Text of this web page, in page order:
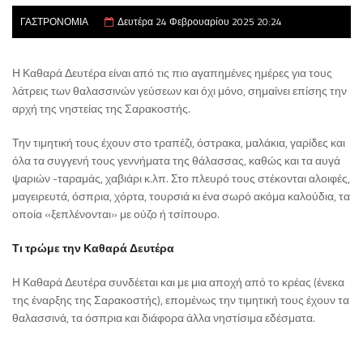
ΓΑΣΤΡΟΝΟΜΙΑ Δευτέρα 24 Φεβρουαρίου 2025 20:24
Η Καθαρά Δευτέρα είναι από τις πιο αγαπημένες ημέρες για τους
λάτρεις των θαλασσινών γεύσεων και όχι μόνο, σημαίνει επίσης την
αρχή της νηστείας της Σαρακοστής.
Την τιμητική τους έχουν στο τραπέζι, όστρακα, μαλάκια, γαρίδες και
όλα τα συγγενή τους γεννήματα της θάλασσας, καθώς και τα αυγά
ψαριών -ταραμάς, χαβιάρι κ.λπ. Στο πλευρό τους στέκονται αλοιφές,
μαγειρευτά, όσπρια, χόρτα, τουρσιά κι ένα σωρό ακόμα καλούδια, τα
οποία «ξεπλένονται» με ούζο ή τσίπουρο.
Τι τρώμε την Καθαρά Δευτέρα
Η Καθαρά Δευτέρα συνδέεται και με μια αποχή από το κρέας (ένεκα
της έναρξης της Σαρακοστής), επομένως την τιμητική τους έχουν τα
θαλασσινά, τα όσπρια και διάφορα άλλα νηστίσιμα εδέσματα.